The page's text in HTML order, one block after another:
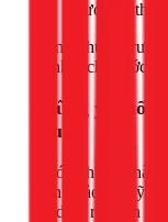
nước và
Trong những
chỉnh kích thước
Những yếu tố
đầu
Trước khi tiến
luôn khảo sát kỹ
đặt diễn ra suôn sẻ